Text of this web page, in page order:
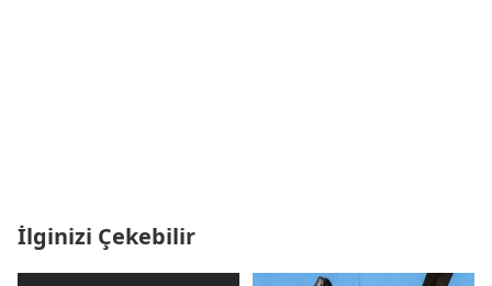
İlginizi Çekebilir